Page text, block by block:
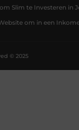
Slim te Investeren in
om in een
© 2025